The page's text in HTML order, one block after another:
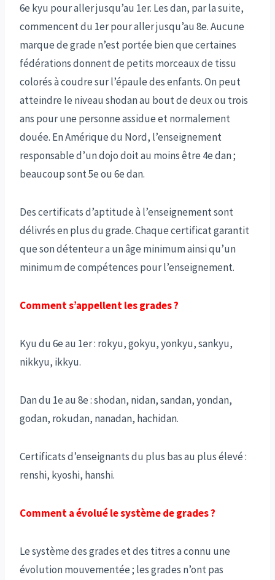
6e kyu pour aller jusqu’au 1er. Les dan, par la suite,
commencent du 1er pour aller jusqu’au 8e. Aucune
marque de grade n’est portée bien que certaines
fédérations donnent de petits morceaux de tissu
colorés à coudre sur l’épaule des enfants. On peut
atteindre le niveau shodan au bout de deux ou trois
ans pour une personne assidue et normalement
douée. En Amérique du Nord, l’enseignement
responsable d’un dojo doit au moins être 4e dan ;
beaucoup sont 5e ou 6e dan.
Des certificats d’aptitude à l’enseignement sont
délivrés en plus du grade. Chaque certificat garantit
que son détenteur a un âge minimum ainsi qu’un
minimum de compétences pour l’enseignement.
Comment s’appellent les grades ?
Kyu du 6e au 1er : rokyu, gokyu, yonkyu, sankyu,
nikkyu, ikkyu.
Dan du 1e au 8e : shodan, nidan, sandan, yondan,
godan, rokudan, nanadan, hachidan.
Certificats d’enseignants du plus bas au plus élevé :
renshi, kyoshi, hanshi.
Comment a évolué le système de grades ?
Le système des grades et des titres a connu une
évolution mouvementée ; les grades n’ont pas